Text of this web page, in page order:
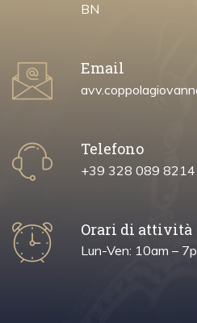
BN
Email
Telefono
+39 328 089 8214
Orari di attività
Lun-Ven: 10am –